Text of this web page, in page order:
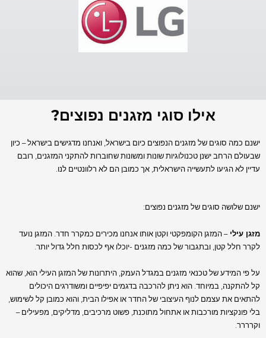
אילו סוגי מזגנים נפוצים?
ישנם כמה סוגים של מזגנים הנפוצים כיום בישראל, ואנחנו מדגישים בישראל – כיון
שבעולם הרחב ישנן טכנולוגיות שונות ומשונות שחוברות להתקני המזגנים, רובם
עדיין לא הגיעו לתעשייה הישראלית, אך כמובן הם לא רלוונטיים לנו.
ישנם שלושה סוגים של מזגנים נפוצים:
מזגן עילי– המזגן הקומפקטי וקטן אותו אנחנו מכירים כמקרר חדר. המזגן נועד
לקרר חלל קטן, ובתגבור של כמה מזגנים -יוכלו אף לכסות חלל גדול יותר.
על פי המידע של טכנאי מזגנים במגדל העמק, היתרונות של המזגן העילי הוא, שהוא
קל להתקנה, במיוחד. הוא ניתן להרכבה בדגמים יפיפיים ומשודרגים היכולים
להתאים את עצמם לנוף העיצובי של החדר או אפילו הבית, והוא כמובן קל לשימוש,
בלי פונקציות מורכבות או אתחול מתוכנת, פשוט מרכיבים, מדליקים, מפעילים –
וקרררר.